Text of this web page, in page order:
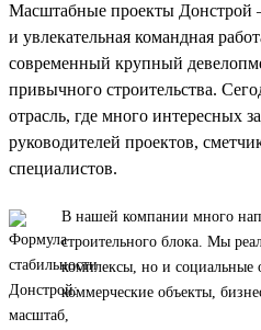
Масштабные проекты Донстрой
и увлекательная командная
современный крупный
привычного строительства.
отрасль, где много интересных
руководителей проектов,
специалистов.
В нашей компании много
строительного блока. Мы
комплексы, но и социальные
коммерческие объекты,